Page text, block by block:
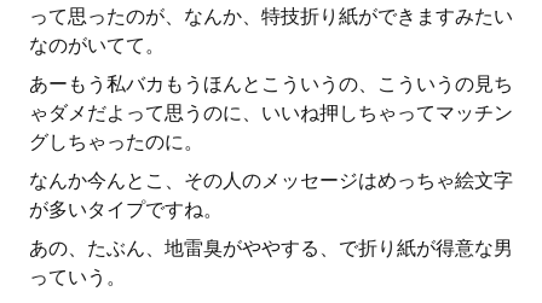
って思ったのが、なんか、特技折り紙ができますみたい
なのがいてて。
あーもう私バカもうほんとこういうの、こういうの見ち
ゃダメだよって思うのに、いいね押しちゃってマッチン
グしちゃったのに。
なんか今んとこ、その人のメッセージはめっちゃ絵文字
が多いタイプですね。
あの、たぶん、地雷臭がややする、で折り紙が得意な男
っていう。